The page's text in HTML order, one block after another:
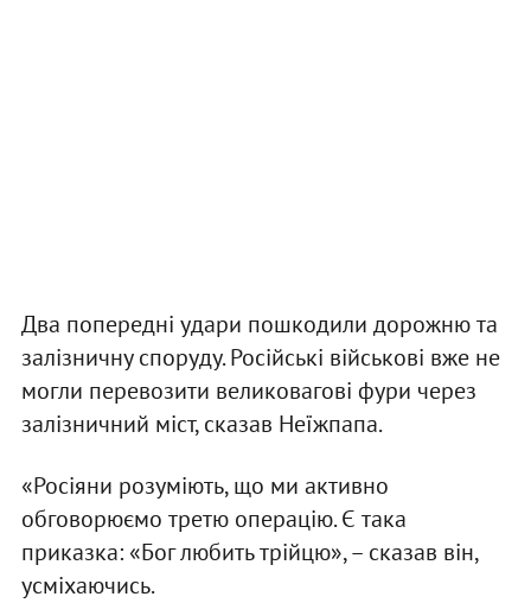
Два попередні удари пошкодили дорожню та
залізничну споруду. Російські військові вже не
могли перевозити великовагові фури через
залізничний міст, сказав Неїжпапа.
«Росіяни розуміють, що ми активно
обговорюємо третю операцію. Є така
приказка: «Бог любить трійцю», – сказав він,
усміхаючись.